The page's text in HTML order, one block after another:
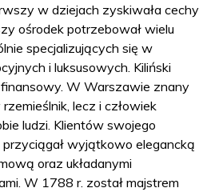
w dziejach zyskiwała cechy
ośrodek potrzebował wielu
specjalizujących się w
i luksusowych. Kiliński
finansowy. W Warszawie znany
lecz i człowiek
ludzi. Klientów swojego
wyjątkowo elegancką
oraz układanymi
W 1788 r. został majstrem